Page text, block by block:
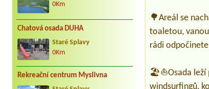
0Km
Chatová osada DUHA
Staré Splavy
0Km
Rekreační centrum Myslivna
🌳Areál se
toaletou,
rádi
🏖️⛵Osada leží
windsurfingů,